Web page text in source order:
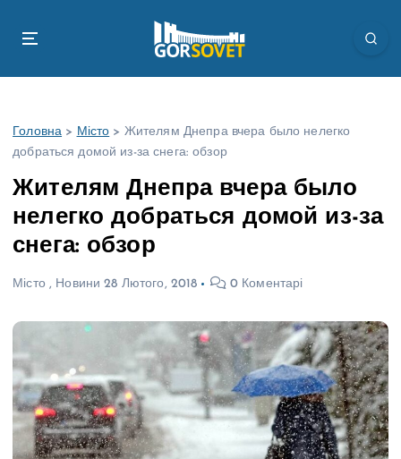
Головна > Місто > Жителям Днепра вчера было нелегко
добраться домой из-за снега: обзор
Жителям Днепра вчера было
нелегко добраться домой из-за
снега: обзор
Місто, Новини 28 Лютого, 2018 0 Коментарі